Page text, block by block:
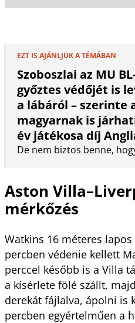
EZT IS AJÁNLJUK A TÉMÁBAN
Szoboszlai az MU
győztes védőjét is
a lábáról – szerinte
magyarnak is
év játékosa díj
De nem biztos benne,
Aston
mérkőzés
Watkins 16 méteres
percben védenie kellett
perccel később is a Villa
a kísérlete fölé szállt,
derekát fájlalva, ápolni is
percben egyértelműen a